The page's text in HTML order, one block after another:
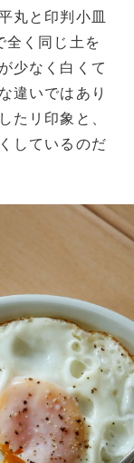
丸と印判小皿
全く同じ土を
少なく白くて
違いではあり
たリ印象と、
しているのだ